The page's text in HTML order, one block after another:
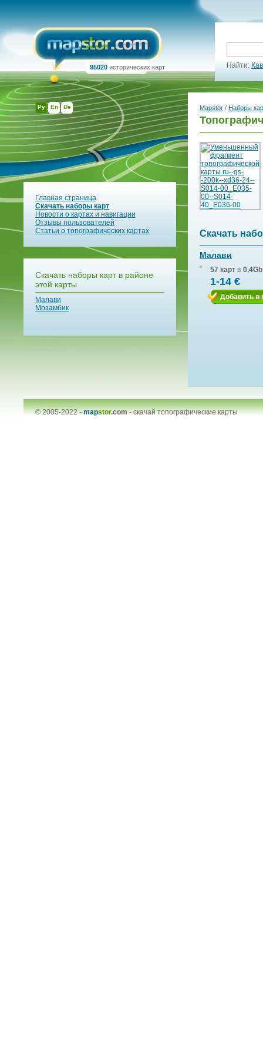
Ру En De
95020 исторических карт Найти:
Главная страница
Скачать наборы карт
Новости о картах и навигации
Отзывы пользователей
Статьи о топографических картах
Скачать наборы карт в районе
этой карты
Малави
Мозамбик
Mapstor / Наборы
Скачать
Малави
57 карт в 0,4Gb
1-14 €
Добавить в
© 2005-2022 -mapstor.com-скачай топографические карты